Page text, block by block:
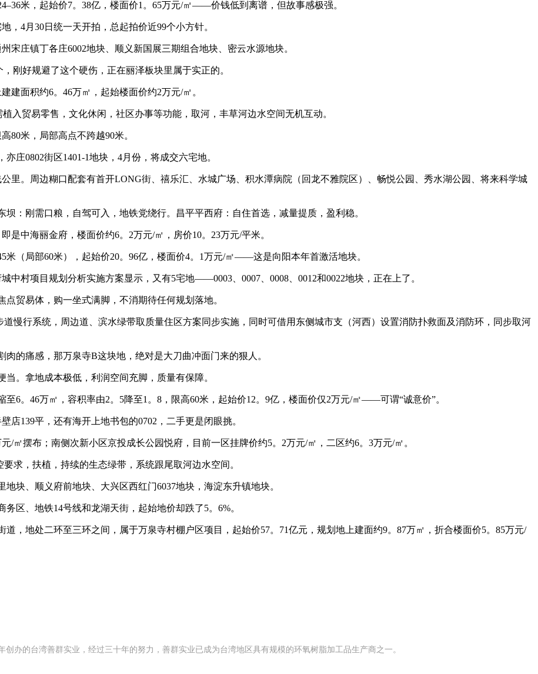
米，起始价7。38亿，楼面价1。65万元/㎡——价钱低到离谱，但故事感极强。
4月30日统一天开拍，总起拍价近99个小方针。
庄镇丁各庄6002地块、顺义新国展三期组合地块、密云水源地块。
好规避了这个硬伤，正在丽泽板块里属于实正的。
面积约6。46万㎡，起始楼面价约2万元/㎡。
贸易零售，文化休闲，社区办事等功能，取河，丰草河边水空间无机互动。
米，局部高点不跨越90米。
庄0802街区1401-1地块，4月份，将成交六宅地。
。周边糊口配套有首开LONG街、禧乐汇、水城广场、积水潭病院（回龙不雅院区）、畅悦公园、秀水湖公园、将来科学城
刚需口粮，自驾可入，地铁党绕行。昌平平西府：自住首选，减量提质，盈利稳。
中海丽金府，楼面价约6。2万元/㎡，房价10。23万元/平米。
（局部60米），起始价20。96亿，楼面价4。1万元/㎡——这是向阳本年首激活地块。
村项目规划分析实施方案显示，又有5宅地——0003、0007、0008、0012和0022地块，正在上了。
贸易体，购一坐式满脚，不消期待任何规划落地。
行系统，周边道、滨水绿带取质量住区方案同步实施，同时可借用东侧城市支（河西）设置消防扑救面及消防环，同步取河
痛感，那万泉寺B这块地，绝对是大刀曲冲面门来的狠人。
。拿地成本极低，利润空间充脚，质量有保障。
。46万㎡，容积率由2。5降至1。8，限高60米，起始价12。9亿，楼面价仅2万元/㎡——可谓“诚意价”。
139平，还有海开上地书包的0702，二手更是闭眼挑。
摆布；南侧次新小区京投成长公园悦府，目前一区挂牌价约5。2万元/㎡，二区约6。3万元/㎡。
，扶植，持续的生态绿带，系统跟尾取河边水空间。
、顺义府前地块、大兴区西红门6037地块，海淀东升镇地块。
、地铁14号线和龙湖天街，起始地价却跌了5。6%。
地处二环至三环之间，属于万泉寺村棚户区项目，起始价57。71亿元，规划地上建面约9。87万㎡，折合楼面价5。85万元/
创办的台湾善群实业，经过三十年的努力，善群实业已成为台湾地区具有规模的环氧树脂加工品生产商之一。